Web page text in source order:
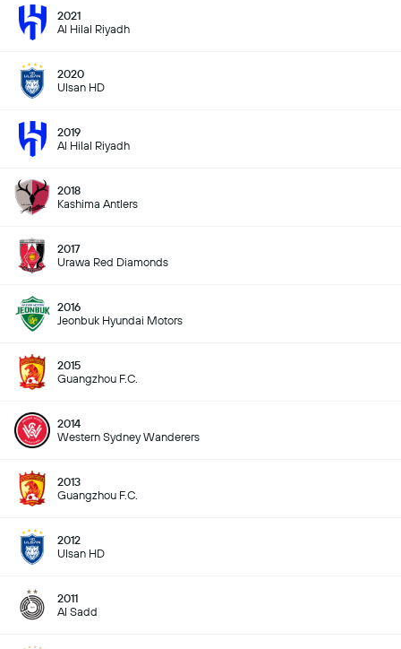
2021
Al Hilal Riyadh
2020
Ulsan HD
2019
Al Hilal Riyadh
2018
Kashima Antlers
2017
Urawa Red Diamonds
2016
Jeonbuk Hyundai Motors
2015
Guangzhou F.C.
2014
Western Sydney Wanderers
2013
Guangzhou F.C.
2012
Ulsan HD
2011
Al Sadd